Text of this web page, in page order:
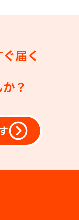
届く
？